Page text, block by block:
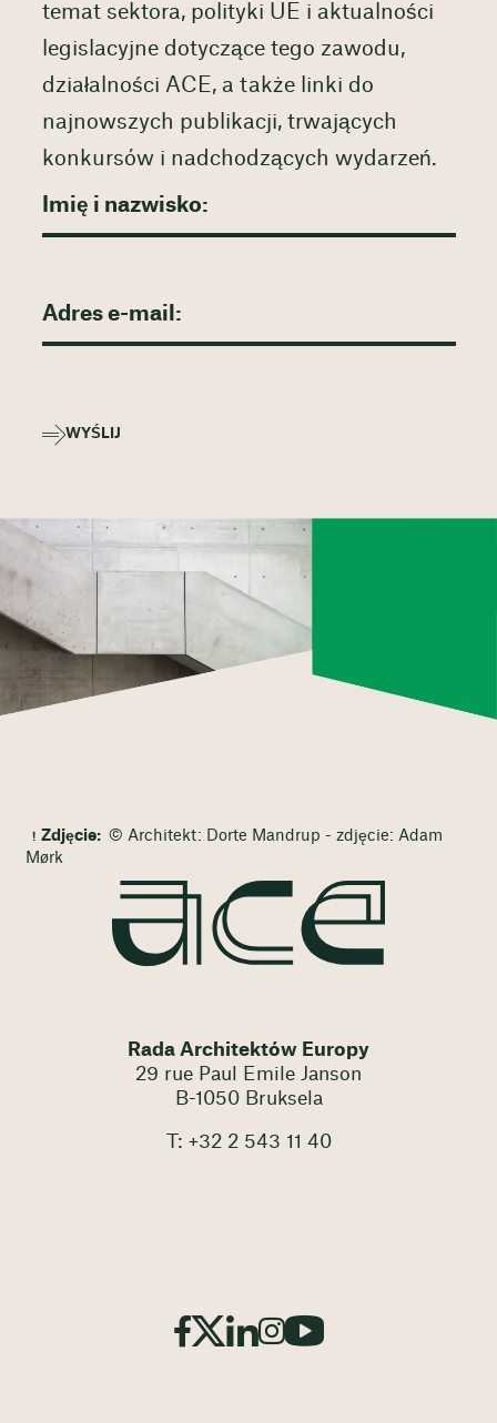
temat sektora, polityki UE i aktualności
legislacyjne dotyczące tego zawodu,
działalności ACE, a także linki do
najnowszych publikacji, trwających
konkursów i nadchodzących wydarzeń.
WYŚLIJ
Zdjęcie: © Architekt: Dorte Mandrup - zdjęcie: Adam
Mørk
Rada Architektów Europy
29 rue Paul Emile Janson
B-1050 Bruksela
T: +32 2 543 11 40